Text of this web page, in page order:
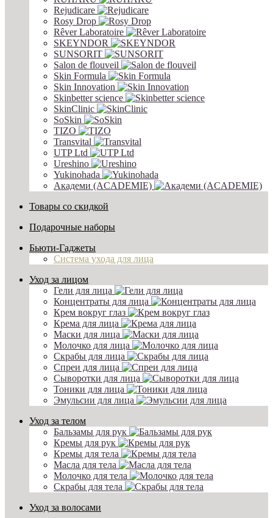
Rejudicare
Rosy Drop
Rêver Laboratoire
SKEYNDOR
SUNSORIT
Salon de flouveil
Skin Formula
Skin Innovation
Skinbetter science
SkinСlinic
SoSkin
TIZO
Transvital
UTP Ltd
Ureshino
Yukinohada
Академи (ACADEMIE)
Товары со скидкой
Подарочные наборы
Бьюти-Гаджеты
Система ухода для лица
Уход за лицом
Гели для лица
Концентраты для лица
Крем вокруг глаз
Крема для лица
Маски для лица
Молочко для лица
Скрабы для лица
Спреи для лица
Сыворотки для лица
Тоники для лица
Эмульсии для лица
Уход за телом
Бальзамы для рук
Кремы для рук
Кремы для тела
Масла для тела
Молочко для тела
Скрабы для тела
Уход за волосами